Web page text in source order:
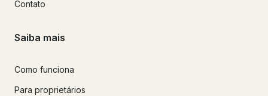
Contato
Saiba mais
Como funciona
Para proprietários